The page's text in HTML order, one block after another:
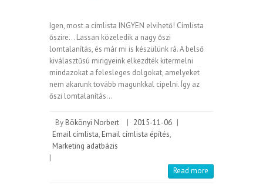
Igen, most a címlista INGYEN elvihető! Címlista
őszire… Lassan közeledik a nagy őszi
lomtalanítás, és már mi is készülünk rá. A belső
kiválasztűsú mirigyeink elkezdték kitermelni
mindazokat a felesleges dolgokat, amelyeket
nem akarunk tovább magunkkal cipelni. Így az
őszi lomtalanítás…
By Bökönyi Norbert | 2015-11-06 |
Email címlista, Email címlista építés,
Marketing adatbázis
|
Read more